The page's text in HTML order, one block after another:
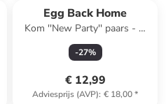
Egg Back Home
Kom ''New Party'' paars - Ø
16 cm
-27%
€ 12,99
Adviesprijs (AVP): € 18,00*